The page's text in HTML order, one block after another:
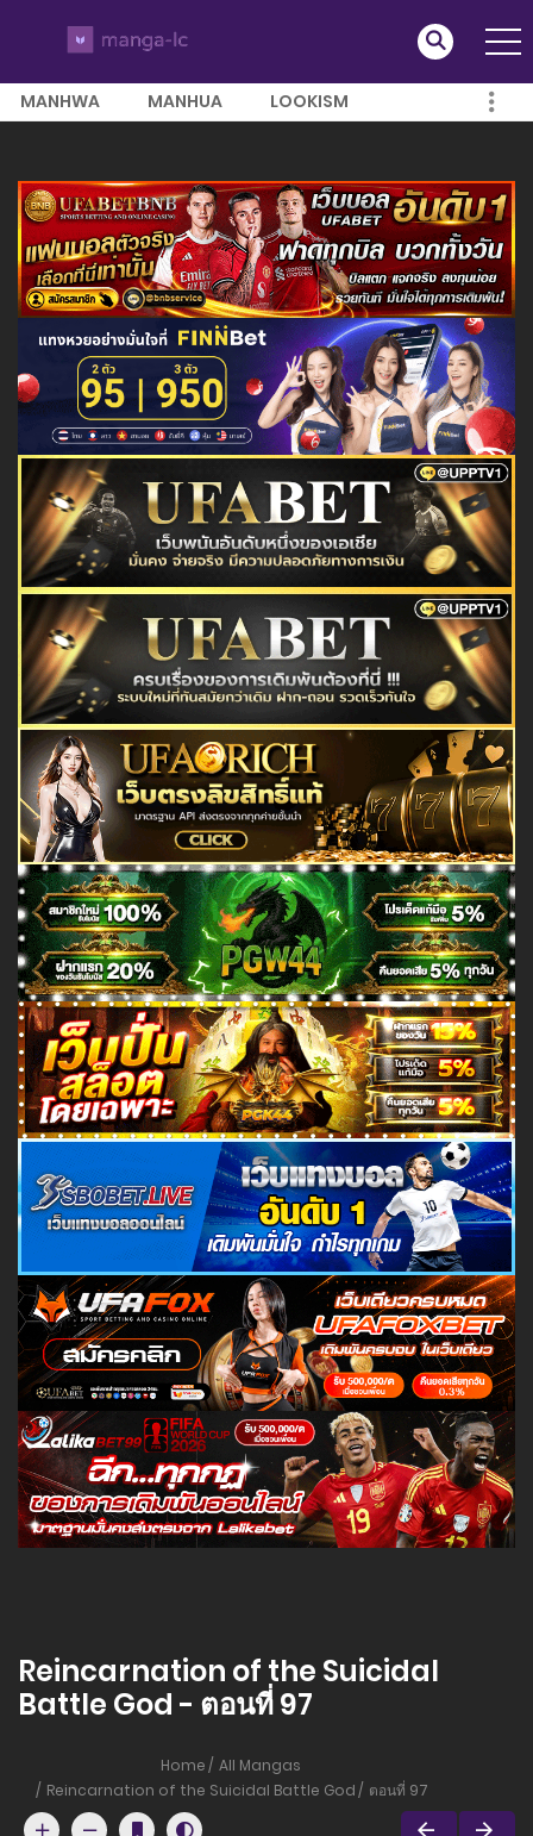
MANHWA MANHUA LOOKISM
Reincarnation of the Suicidal
Battle God - ตอนที่ 97
Home
All Mangas
Reincarnation of the Suicidal Battle God
ตอนที่ 97